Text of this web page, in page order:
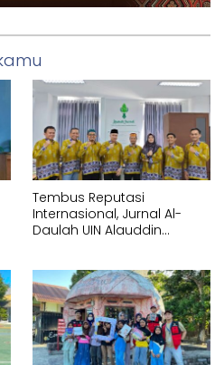
Tembus Reputasi
Internasional, Jurnal Al-
Daulah UIN Alauddin